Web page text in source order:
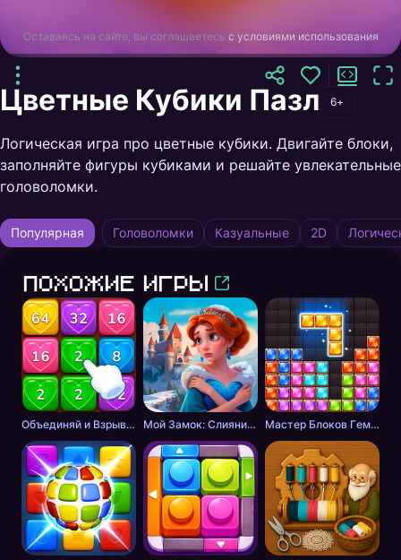
Оставаясь на сайте, вы соглашаетесь с условиями использования
Цветные Кубики Пазл 6+
Логическая игра про цветные кубики. Двигайте блоки,
заполняйте фигуры кубиками и решайте увлекательные
головоломки.
Популярная Головоломки Казуальные 2D
Похожие игры
Объединяй и Взрывай + 2048 Мой Замок: Слияние и История Мастер Блоков Гeм Пазл